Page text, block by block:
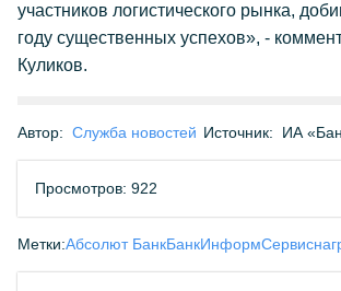
участников логистического рынка,
году существенных успехов», -
Куликов.
Автор: Служба новостей Источник: ИА
Просмотров: 922
Метки:Абсолют БанкБанкИнформСервис